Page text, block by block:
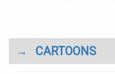
→ CARTOONS